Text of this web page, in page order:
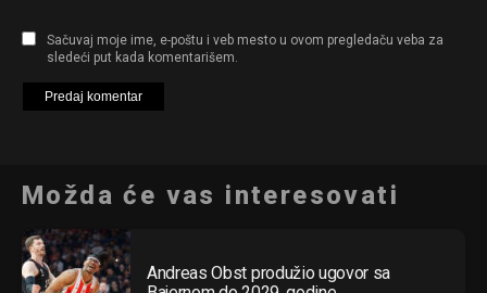
Sačuvaj moje ime, e-poštu i veb mesto u ovom pregledaču veba za
sledeći put kada komentarišem.
Možda će vas interesovati
Andreas Obst produžio ugovor sa